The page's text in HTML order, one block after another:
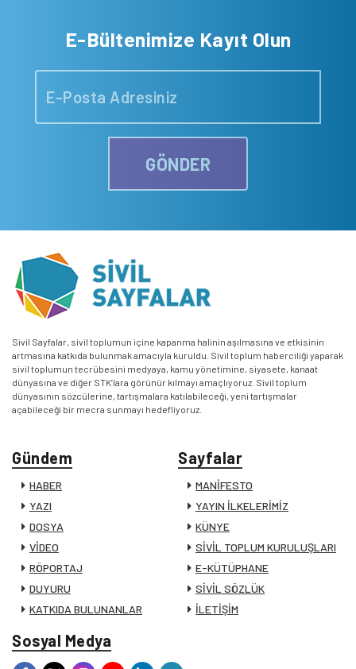
E-Bültenimize Kayıt Olun
GÖNDER
Sivil Sayfalar, sivil toplumun içine kapanma halinin aşılmasına ve etkisinin
artmasına katkıda bulunmak amacıyla kuruldu. Sivil toplum haberciliği yaparak
sivil toplumun tecrübesini medyaya, kamu yönetimine, siyasete, kanaat
dünyasına ve diğer STK’lara görünür kılmayı amaçlıyoruz. Sivil toplum
dünyasının sözcülerine, tartışmalara katılabileceği, yeni tartışmalar
açabileceği bir mecra sunmayı hedefliyoruz.
Gündem
HABER
YAZI
DOSYA
VİDEO
RÖPORTAJ
DUYURU
KATKIDA BULUNANLAR
Sayfalar
MANİFESTO
YAYIN İLKELERİMİZ
KÜNYE
SİVİL TOPLUM KURULUŞLARI
E-KÜTÜPHANE
SİVİL SÖZLÜK
İLETİŞİM
Sosyal Medya